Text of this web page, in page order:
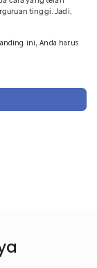
tinggi. Jadi,
ini, Anda harus